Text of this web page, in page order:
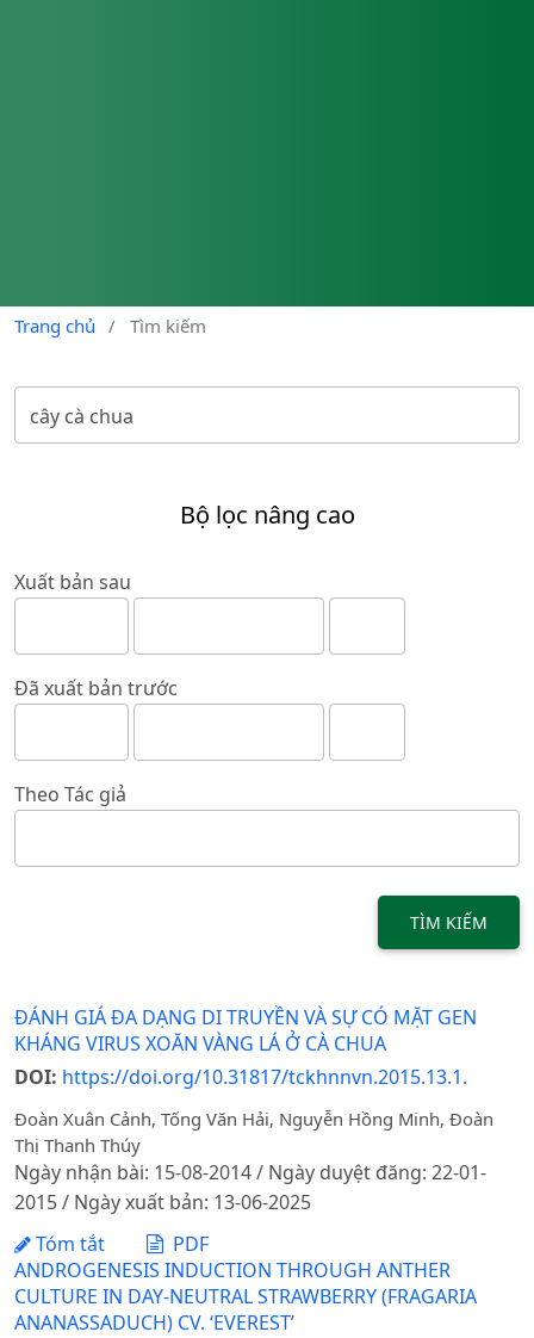
Trang chủ / Tìm kiếm
Bộ lọc nâng cao
Xuất bản sau
Đã xuất bản trước
Theo Tác giả
TÌM KIẾM
ĐÁNH GIÁ ĐA DẠNG DI TRUYỀN VÀ SỰ CÓ MẶT GEN
KHÁNG VIRUS XOĂN VÀNG LÁ Ở CÀ CHUA
DOI: https://doi.org/10.31817/tckhnnvn.2015.13.1.
Đoàn Xuân Cảnh, Tống Văn Hải, Nguyễn Hồng Minh, Đoàn
Thị Thanh Thúy
Ngày nhận bài: 15-08-2014 / Ngày duyệt đăng: 22-01-
2015 / Ngày xuất bản: 13-06-2025
Tóm tắt
PDF
ANDROGENESIS INDUCTION THROUGH ANTHER
CULTURE IN DAY-NEUTRAL STRAWBERRY (FRAGARIA
ANANASSADUCH) CV. ‘EVEREST’